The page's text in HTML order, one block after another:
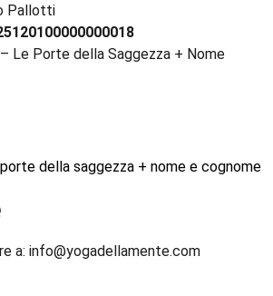
Pallotti
Le Porte della Saggezza + Nome
della saggezza + nome e cognome
a: info@yogadellamente.com